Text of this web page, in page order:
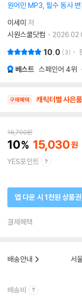
원어민 MP3, 필수 동사
이세미 저
시원스쿨닷컴
10.0 3
베스트 스페인어 4위
구매혜택 캐릭터별 사은
16,700원
10 15,030
YES포인트
앱 다운 시 1천원 상품권
결제혜택
배송안내
서
배송비